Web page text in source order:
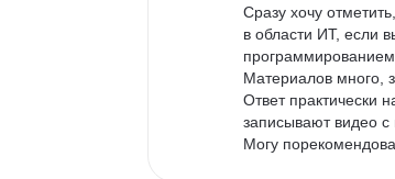
Сразу хочу
в области ИТ, если
Материалов много,
Ответ практически
записывают видео с
Могу